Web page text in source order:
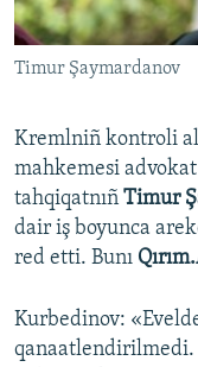
Українською
QOŞULIÑIZ!
RFE/RS bütün
Timur Şaymardanov
Kremlniñ kontroli
mahkemesi advokat
tahqiqatnıñ Timur
dair iş boyunca
red etti. Bunı
Kurbedinov:
qanaatlendirilmedi.